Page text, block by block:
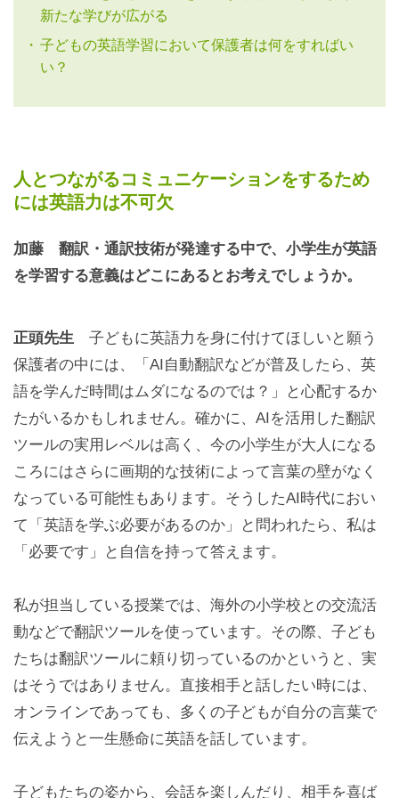
新たな学びが広がる
子どもの英語学習において保護者は何をすればい
い？
人とつながるコミュニケーションをするため
には英語力は不可欠
加藤 翻訳・通訳技術が発達する中で、小学生が英語
を学習する意義はどこにあるとお考えでしょうか。
正頭先生 子どもに英語力を身に付けてほしいと願う
保護者の中には、「AI自動翻訳などが普及したら、英
語を学んだ時間はムダになるのでは？」と心配するか
たがいるかもしれません。確かに、AIを活用した翻訳
ツールの実用レベルは高く、今の小学生が大人になる
ころにはさらに画期的な技術によって言葉の壁がなく
なっている可能性もあります。そうしたAI時代におい
て「英語を学ぶ必要があるのか」と問われたら、私は
「必要です」と自信を持って答えます。
私が担当している授業では、海外の小学校との交流活
動などで翻訳ツールを使っています。その際、子ども
たちは翻訳ツールに頼り切っているのかというと、実
はそうではありません。直接相手と話したい時には、
オンラインであっても、多くの子どもが自分の言葉で
伝えようと一生懸命に英語を話しています。
子どもたちの姿から、会話を楽しんだり、相手を喜ば